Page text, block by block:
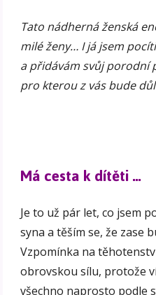
Tato nádherná ženská
milé ženy… I já jsem
a přidávám svůj porodní
pro kterou z vás bude
Má cesta k dítěti …
Je to už pár let, co jsem
syna a těším se, že zase
Vzpomínka na
obrovskou sílu, protože
všechno naprosto podle